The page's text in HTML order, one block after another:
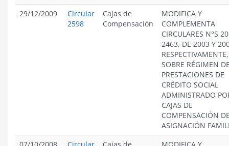
29/12/2009
Circular
2598
Cajas de
Compensación
MODIFICA Y
COMPLEMENTA
CIRCULARES N°S
2463, DE 2003 Y
RESPECTIVAMENTE,
SOBRE RÉGIMEN
PRESTACIONES DE
CRÉDITO SOCIAL
ADMINISTRADO
CAJAS DE
COMPENSACIÓN
ASIGNACIÓN